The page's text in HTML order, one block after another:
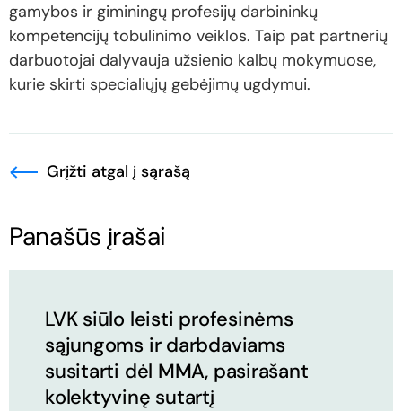
gamybos ir giminingų profesijų darbininkų
kompetencijų tobulinimo veiklos. Taip pat partnerių
darbuotojai dalyvauja užsienio kalbų mokymuose,
kurie skirti specialiųjų gebėjimų ugdymui.
Grįžti atgal į sąrašą
Panašūs įrašai
LVK siūlo leisti profesinėms
sąjungoms ir darbdaviams
susitarti dėl MMA, pasirašant
kolektyvinę sutartį